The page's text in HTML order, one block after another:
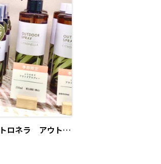
夏休みに大活躍🍉🏕️シトロネラ アウトドアスプレー